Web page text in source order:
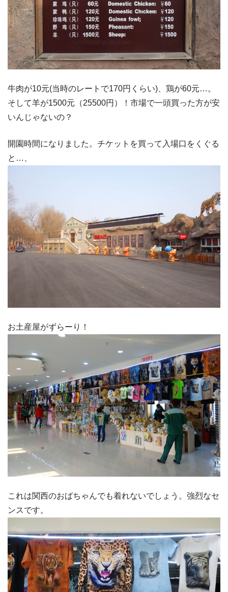
牛肉が10元(当時のレートで170円くらい)、鶏が60元…。
そして羊が1500元（25500円）！市場で一頭買った方が安
いんじゃないの？
開園時間になりました。チケットを買って入場口をくぐる
と…、
お土産屋がずらーり！
これは関西のおばちゃんでも着れないでしょう。強烈なセ
ンスです。